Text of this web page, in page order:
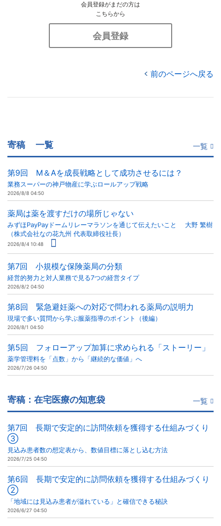
会員登録がまだの方は
こちらから
会員登録
前のページへ戻る
寄稿 一覧 一覧
第9回 M＆Aを成長戦略として成功させるには？
業務スーパーの神戸物産に学ぶロールアップ戦略
2026/8/8 04:50
薬局は薬を渡すだけの場所じゃない
みずほPayPayドームリレーマラソンを通じて伝えたいこと 大野 繁樹
（株式会社なの花九州 代表取締役社長）
2026/8/4 10:48
第7回 小規模な保険薬局の分類
経営的努力と対人業務で見る7つの経営タイプ
2026/8/2 04:50
第8回 緊急避妊薬への対応で問われる薬局の説明力
現場で多い質問から学ぶ服薬指導のポイント（後編）
2026/8/1 04:50
第5回 フォローアップ加算に求められる「ストーリー」
薬学管理料を「点数」から「継続的な価値」へ
2026/7/26 04:50
寄稿：在宅医療の知恵袋 一覧
第7回 長期で安定的に訪問依頼を獲得する仕組みづくり
③
見込み患者数の想定表から、数値目標に落とし込む方法
2026/7/25 04:50
第6回 長期で安定的に訪問依頼を獲得する仕組みづくり
②
「地域には見込み患者が溢れている」と確信できる秘訣
2026/6/27 04:50